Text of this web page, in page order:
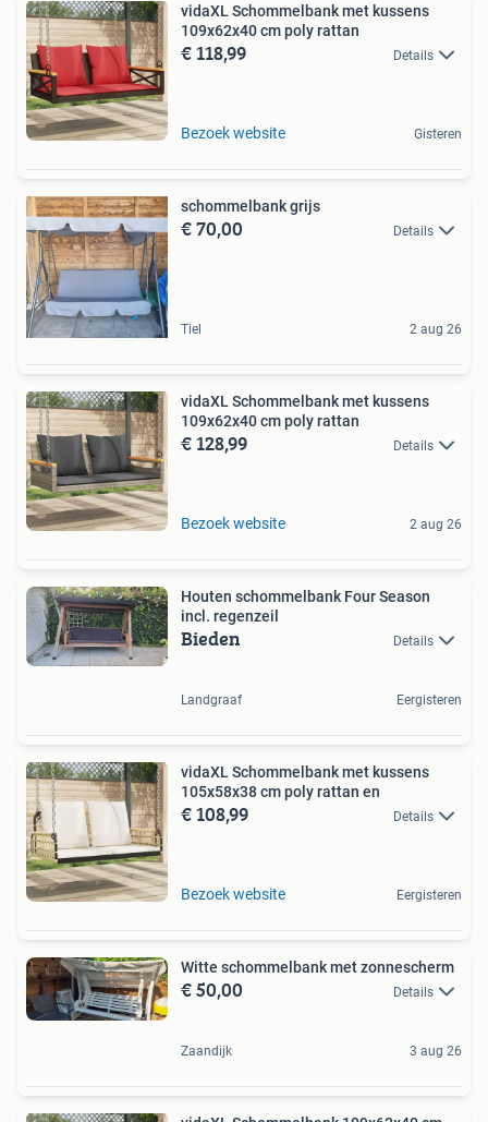
vidaXL Schommelbank met kussens
109x62x40 cm poly rattan
€ 118,99 Details
Bezoek website Gisteren
schommelbank grijs
€ 70,00 Details
Tiel 2 aug 26
vidaXL Schommelbank met kussens
109x62x40 cm poly rattan
€ 128,99 Details
Bezoek website 2 aug 26
Houten schommelbank Four Season
incl. regenzeil
Bieden Details
Landgraaf Eergisteren
vidaXL Schommelbank met kussens
105x58x38 cm poly rattan en
€ 108,99 Details
Bezoek website Eergisteren
Witte schommelbank met zonnescherm
€ 50,00 Details
Zaandijk 3 aug 26